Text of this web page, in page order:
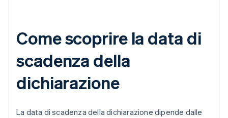
Come scoprire la data di
scadenza della
dichiarazione
La data di scadenza della dichiarazione dipende dalle